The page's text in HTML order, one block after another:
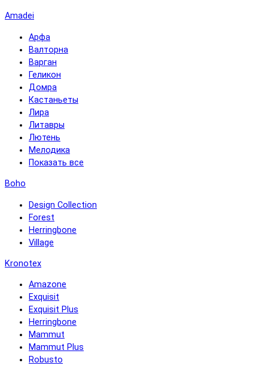
Amadei
Арфа
Валторна
Варган
Геликон
Домра
Кастаньеты
Лира
Литавры
Лютень
Мелодика
Показать все
Boho
Design Collection
Forest
Herringbone
Village
Kronotex
Amazone
Exquisit
Exquisit Plus
Herringbone
Mammut
Mammut Plus
Robusto